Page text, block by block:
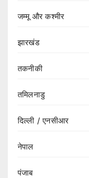
जम्मू और कश्मीर
झारखंड
तकनीकी
तमिलनाडु
दिल्ली / एनसीआर
नेपाल
पंजाब